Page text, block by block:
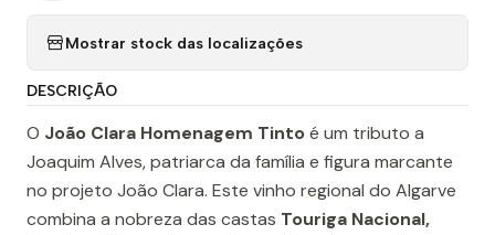
Mostrar stock das localizações
DESCRIÇÃO
O João Clara Homenagem Tintoé um tributo a
Joaquim Alves, patriarca da família e figura marcante
no projeto João Clara. Este vinho regional do Algarve
combina a nobreza das castas Touriga Nacional,